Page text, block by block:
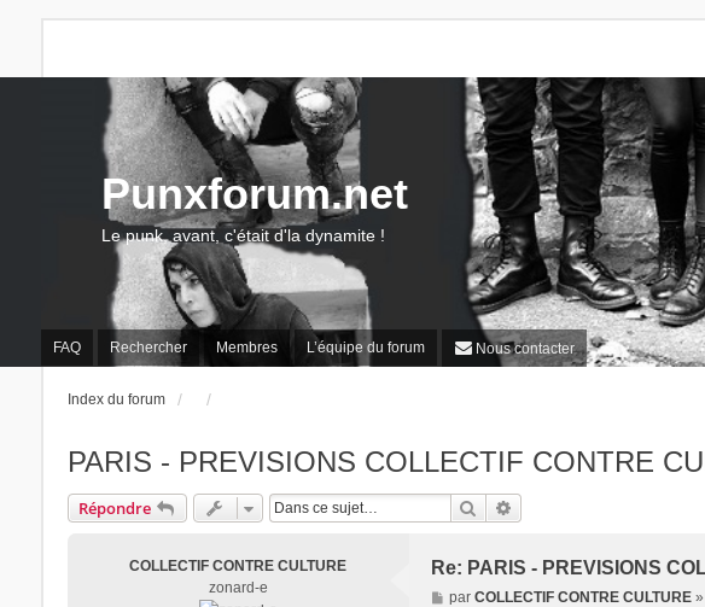
FAQ Rechercher Membres L’équipe du forum Nous contacter
Punxforum.net
Le punk, avant, c'était d'la dynamite !
Index du forum
PARIS - PREVISIONS COLLECTIF CONTRE
Répondre Rechercher
COLLECTIF CONTRE CULTURE
zonard-e
Re: PARIS - PREVISIONS
M
parCOLLECTIF CONTRE CULTURE